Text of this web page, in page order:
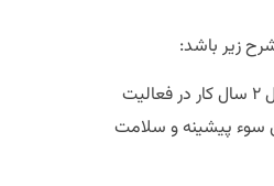
زیر باشد:
در فعالیت های فرهنگی و ورزشی حداقل ۲ سال به صورت خود اشتغالی شرکت کرده باشید. حداقل ۲ سال کار در فعالیت
سوء پیشینه و سلامت